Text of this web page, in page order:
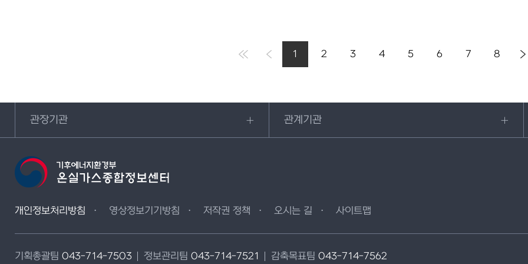
1 2 3 4 5 6 7 8
관장기관 관계기관
개인정보처리방침 영상정보기기방침 저작권 정책 오시는 길 사이트맵
기획총괄팀 043-714-7503 정보관리팀 043-714-7521 감축목표팀 043-714-7562